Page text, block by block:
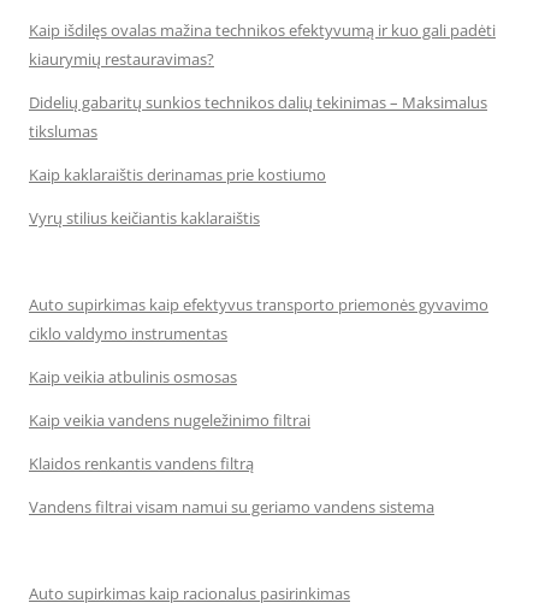
Kaip išdilęs ovalas mažina technikos efektyvumą ir kuo gali padėti
kiaurymių restauravimas?
Didelių gabaritų sunkios technikos dalių tekinimas – Maksimalus
tikslumas
Kaip kaklaraištis derinamas prie kostiumo
Vyrų stilius keičiantis kaklaraištis
Auto supirkimas kaip efektyvus transporto priemonės gyvavimo
ciklo valdymo instrumentas
Kaip veikia atbulinis osmosas
Kaip veikia vandens nugeležinimo filtrai
Klaidos renkantis vandens filtrą
Vandens filtrai visam namui su geriamo vandens sistema
Auto supirkimas kaip racionalus pasirinkimas